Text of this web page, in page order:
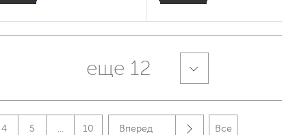
еще 12
4 5 ... 10 Вперед Все